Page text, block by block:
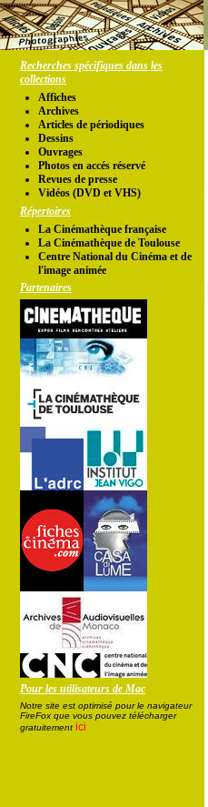
Recherches spécifiques dans les
collections
Affiches
Archives
Articles de périodiques
Dessins
Ouvrages
Photos en accés réservé
Revues de presse
Vidéos (DVD et VHS)
Répertoires
La Cinémathèque française
La Cinémathèque de Toulouse
Centre National du Cinéma et de
l'image animée
Partenaires
Pour les utilisateurs de Mac
Notre site est optimisé pour le navigateur
FireFox que vous pouvez télécharger
gratuitement ici